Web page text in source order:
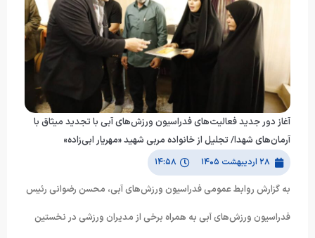
آغاز دور جدید فعالیت‌های فدراسیون ورزش‌های آبی با تجدید میثاق با
آرمان‌های شهدا/ تجلیل از خانواده مربی شهید «مهریار ابی‌زاده»
۲۸ اردیبهشت ۱۴۰۵ ۱۴:۵۸
به گزارش روابط عمومی فدراسیون ورزش‌های آبی، محسن رضوانی رئیس
فدراسیون ورزش‌های آبی به همراه برخی از مدیران ورزشی در نخستین